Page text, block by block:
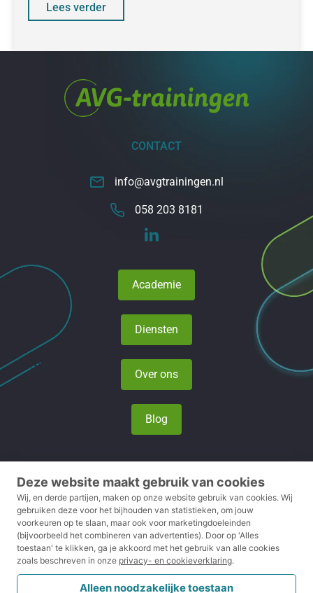
Deze website maakt gebruik van cookies
Wij, en derde partijen, maken op onze website gebruik van cookies. Wij
gebruiken deze voor het bijhouden van statistieken, om jouw
voorkeuren op te slaan, maar ook voor marketingdoeleinden
(bijvoorbeeld het combineren van advertenties). Door op 'Alles
toestaan' te klikken, ga je akkoord met het gebruik van alle cookies
zoals beschreven in onze privacy- en cookieverklaring.
Alleen noodzakelijke toestaan
Lees verder
CONTACT
058 203 8181
info@avgtrainingen.nl
Academie
Diensten
Over ons
Blog
Privacy- en cookieverklaring
Voorwaarden
Disclaimer
Klachtenreglement